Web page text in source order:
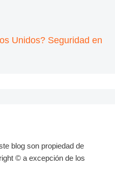
Unidos? Seguridad en
blog son propiedad de
© a excepción de los